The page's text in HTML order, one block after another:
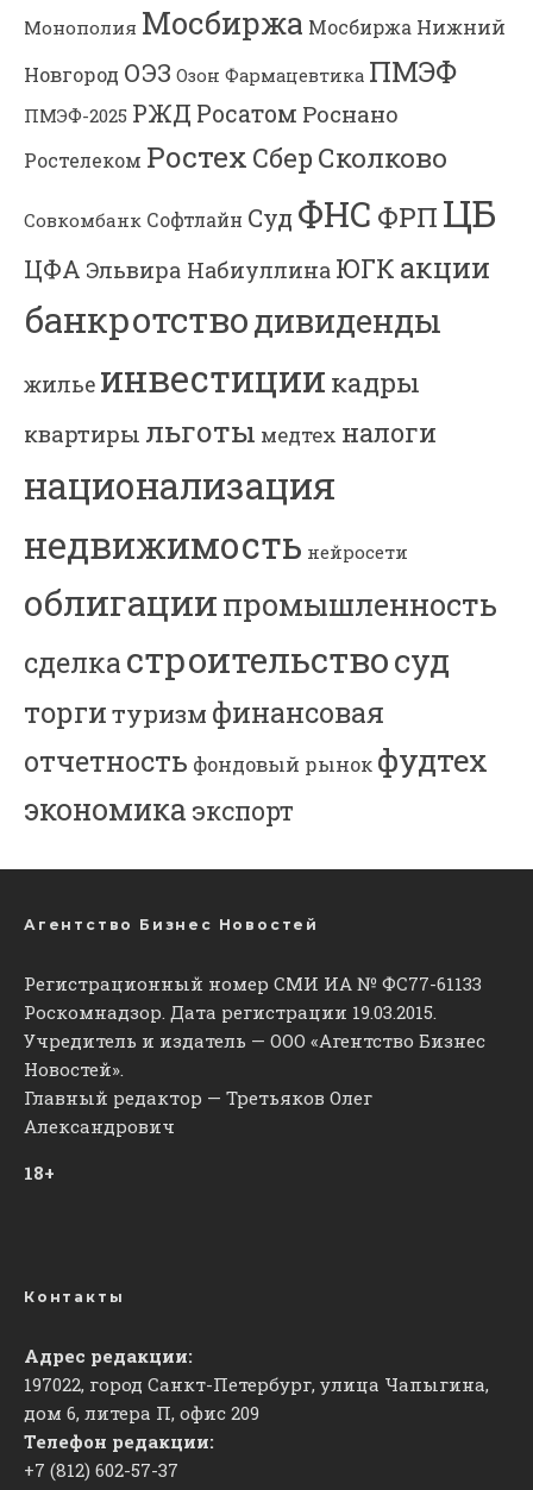
Монополия Мосбиржа Мосбиржа Нижний
Новгород ОЭЗ Озон Фармацевтика ПМЭФ
ПМЭФ-2025 РЖД Росатом Роснано
Ростелеком Ростех Сбер Сколково
Совкомбанк Софтлайн Суд ФНС ФРП ЦБ
ЦФА Эльвира Набиуллина ЮГК акции
банкротстводивиденды
жилье инвестиции кадры
квартиры льготы медтех налоги
национализация
недвижимость нейросети
облигациипромышленность
сделкастроительствосуд
торгитуризм финансовая
отчетность фондовый рынок фудтех
экономика экспорт
Агентство Бизнес Новостей
Регистрационный номер СМИ ИА № ФС77-61133
Роскомнадзор. Дата регистрации 19.03.2015.
Учредитель и издатель — ООО «Агентство Бизнес
Новостей».
Главный редактор — Третьяков Олег
Александрович
18+
Контакты
Адрес редакции:
197022, город Санкт-Петербург, улица Чапыгина,
дом 6, литера П, офис 209
Телефон редакции:
+7 (812) 602-57-37